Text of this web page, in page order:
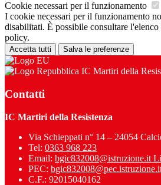
Cookie necessari per il funzionamento
I cookie necessari per il funzionamento
disabilitati. È possibile consultare
policy.
Accetta tutti Salva le preferenze
IC Martiri della
Contatti
IC Martiri della Resistenza
Via Schieppati n° 14 – 24054
Tel: 0363 968 223
Email: bgic832008@istruzione.it
PEC:
C.F.: 92015040162